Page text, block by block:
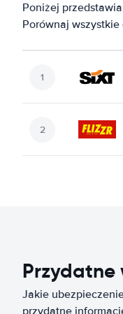
Poniżej
Porównaj
Przydatne
Jakie
przydatne